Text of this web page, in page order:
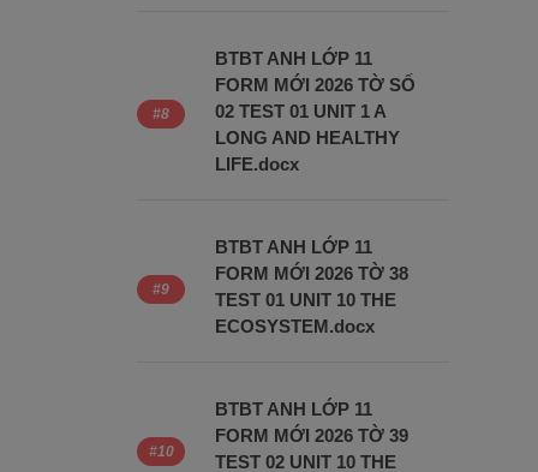
BTBT ANH LỚP 11
FORM MỚI 2026 TỜ SỐ
02 TEST 01 UNIT 1 A
LONG AND HEALTHY
LIFE.docx
BTBT ANH LỚP 11
FORM MỚI 2026 TỜ 38
TEST 01 UNIT 10 THE
ECOSYSTEM.docx
BTBT ANH LỚP 11
FORM MỚI 2026 TỜ 39
TEST 02 UNIT 10 THE